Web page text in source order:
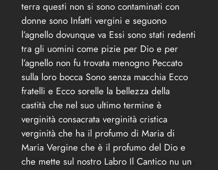
terra questi non si sono contaminati con
donne sono Infatti vergini e seguono
l’agnello dovunque va Essi sono stati redenti
tra gli uomini come pizie per Dio e per
l’agnello non fu trovata menogno Peccato
sulla loro bocca Sono senza macchia Ecco
fratelli e Ecco sorelle la bellezza della
castità che nel suo ultimo termine è
verginità consacrata verginità cristica
verginità che ha il profumo di Maria di
Maria Vergine che è il profumo del Dio e
che mette sul nostro Labro Il Cantico nu un